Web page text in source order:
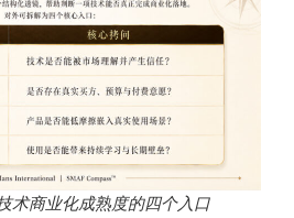
术商业化成熟度的四个入口